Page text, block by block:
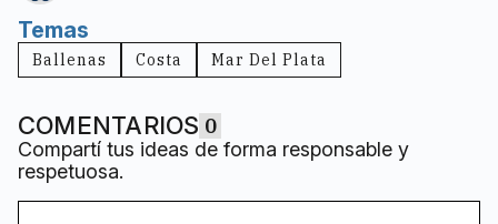
Temas
Ballenas Costa Mar Del Plata
COMENTARIOS 0
Compartí tus ideas de forma responsable y
respetuosa.